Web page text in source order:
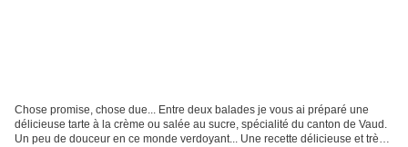
Chose promise, chose due... Entre deux balades je vous ai préparé une
délicieuse tarte à la crème ou salée au sucre, spécialité du canton de Vaud.
Un peu de douceur en ce monde verdoyant... Une recette délicieuse et très